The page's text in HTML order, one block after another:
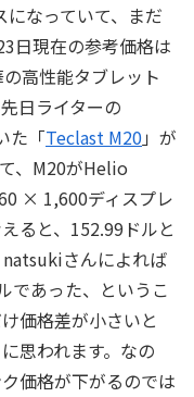
になっていて、まだ
日現在の参考価格は
高性能タブレット
日ライターの
た「Teclast M20」が
、M20がHelio
× 1,600ディスプレ
ると、152.99ドルと
さんによれば
であった、というこ
価格差が小さいと
思われます。なの
価格が下がるのでは